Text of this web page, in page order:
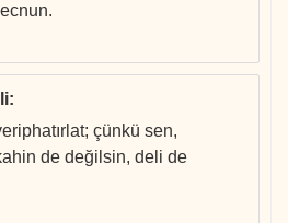
:
çünkü sen,
de değilsin, deli de